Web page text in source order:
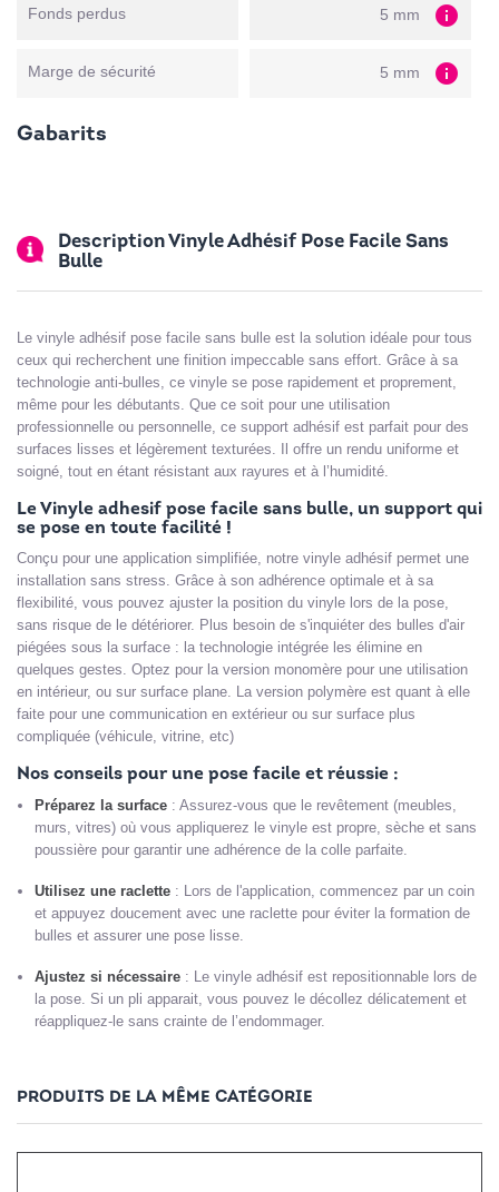
Fonds perdus 5 mm info
Marge de sécurité 5 mm info
Gabarits
Description Vinyle Adhésif Pose Facile Sans
Bulle
Le vinyle adhésif pose facile sans bulle est la solution idéale pour tous
ceux qui recherchent une finition impeccable sans effort. Grâce à sa
technologie anti-bulles, ce vinyle se pose rapidement et proprement,
même pour les débutants. Que ce soit pour une utilisation
professionnelle ou personnelle, ce support adhésif est parfait pour des
surfaces lisses et légèrement texturées. Il offre un rendu uniforme et
soigné, tout en étant résistant aux rayures et à l’humidité.
Le Vinyle adhesif pose facile sans bulle, un support qui
se pose en toute facilité !
Conçu pour une application simplifiée, notre vinyle adhésif permet une
installation sans stress. Grâce à son adhérence optimale et à sa
flexibilité, vous pouvez ajuster la position du vinyle lors de la pose,
sans risque de le détériorer. Plus besoin de s'inquiéter des bulles d'air
piégées sous la surface : la technologie intégrée les élimine en
quelques gestes. Optez pour la version monomère pour une utilisation
en intérieur, ou sur surface plane. La version polymère est quant à elle
faite pour une communication en extérieur ou sur surface plus
compliquée (véhicule, vitrine, etc)
Nos conseils pour une pose facile et réussie :
Préparez la surface : Assurez-vous que le revêtement (meubles,
murs, vitres) où vous appliquerez le vinyle est propre, sèche et sans
poussière pour garantir une adhérence de la colle parfaite.
Utilisez une raclette : Lors de l'application, commencez par un coin
et appuyez doucement avec une raclette pour éviter la formation de
bulles et assurer une pose lisse.
Ajustez si nécessaire : Le vinyle adhésif est repositionnable lors de
la pose. Si un pli apparait, vous pouvez le décollez délicatement et
réappliquez-le sans crainte de l’endommager.
PRODUITS DE LA MÊME CATÉGORIE